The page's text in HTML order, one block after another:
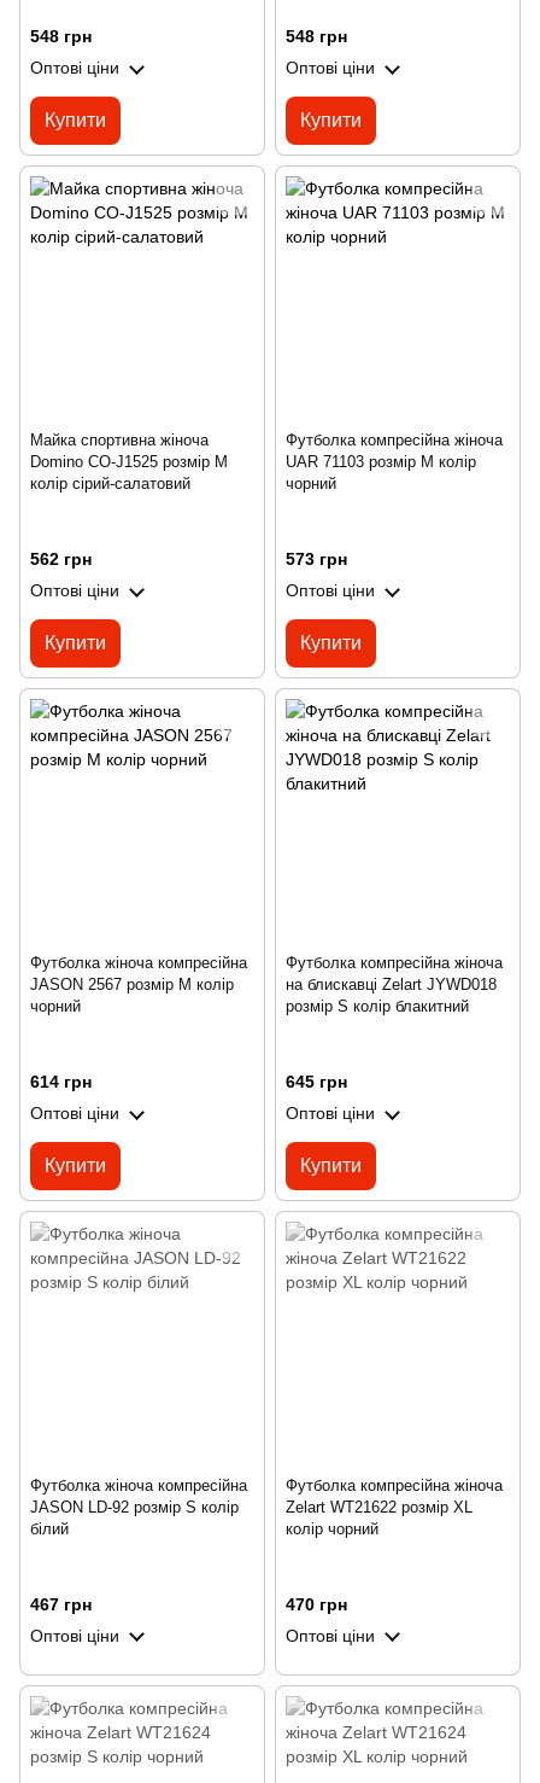
548 грн
Оптові ціни
Купити
548 грн
Оптові ціни
Купити
Майка спортивна жіноча
Domino CO-J1525 розмір M
колір сірий-салатовий
562 грн
Оптові ціни
Купити
Футболка компресійна жіноча
UAR 71103 розмір M колір
чорний
573 грн
Оптові ціни
Купити
Футболка жіноча компресійна
JASON 2567 розмір M колір
чорний
614 грн
Оптові ціни
Купити
Футболка компресійна жіноча
на блискавці Zelart JYWD018
розмір S колір блакитний
645 грн
Оптові ціни
Купити
Футболка жіноча компресійна
JASON LD-92 розмір S колір
білий
467 грн
Оптові ціни
Футболка компресійна жіноча
Zelart WT21622 розмір XL
колір чорний
470 грн
Оптові ціни